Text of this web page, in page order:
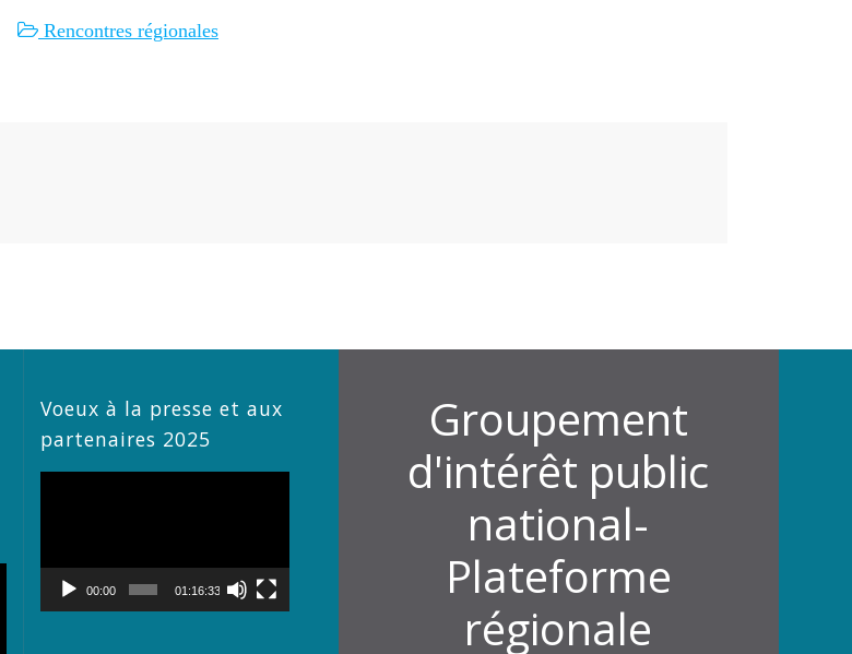
Rencontres régionales
Voeux à la presse et aux
partenaires 2025
00:00 01:16:33
Groupement
d'intérêt public
national-
Plateforme
régionale